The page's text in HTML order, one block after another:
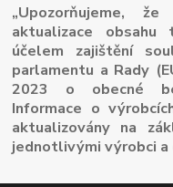
„Upozorňujeme,
aktualizace
účelem zajištění
parlamentu a Rady
2023 o obecné
Informace o
aktualizovány na
jednotlivými výrobci a